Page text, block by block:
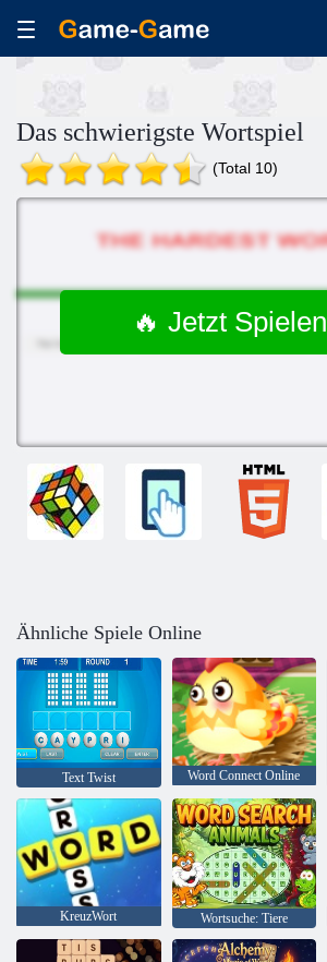
Das schwierigste Wortspiel
(Total 10)
🔥 Jetzt Spielen
Ähnliche Spiele Online
Text Twist Word Connect Online
KreuzWort Wortsuche: Tiere